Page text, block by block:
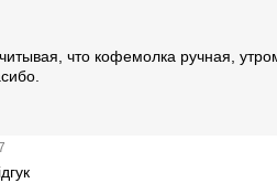
что кофемолка ручная,